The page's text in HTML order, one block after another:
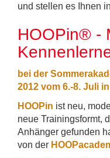
und stellen es Ihnen
HOOPin® -
bei der
2012 vom 6.-8. Juli
HOOPin ist neu,
neue Trainingsformt,
Anhänger gefunden
von der